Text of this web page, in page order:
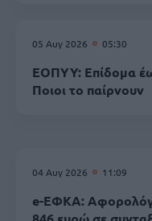
05 Αυγ 2026 05:30
ΕΟΠΥΥ: Επίδομα
Ποιοι το παίρνουν
04 Αυγ 2026 11:09
e-ΕΦΚΑ: